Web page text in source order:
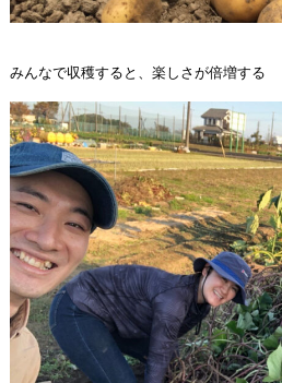
みんなで収穫すると、楽しさが倍増する